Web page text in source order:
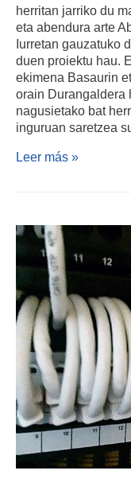
herritan jarriko du
eta abendura arte
Iurretan gauzatuko
duen proiektu hau.
ekimena Basaurin
orain Durangaldera
nagusietako bat
inguruan saretzea
Leer más »